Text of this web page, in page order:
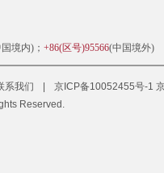
境内)； +86(区号)95566(中国境外)
系我们 京ICP备10052455号-1
Reserved.